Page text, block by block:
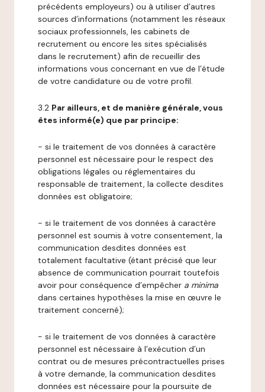
précédents employeurs) ou à utiliser d’autres
sources d’informations (notamment les réseaux
sociaux professionnels, les cabinets de
recrutement ou encore les sites spécialisés
dans le recrutement) afin de recueillir des
informations vous concernant en vue de l’étude
de votre candidature ou de votre profil.
3.2 Par ailleurs, et de manière générale, vous
êtes informé(e) que par principe:
- si le traitement de vos données à caractère
personnel est nécessaire pour le respect des
obligations légales ou réglementaires du
responsable de traitement, la collecte desdites
données est obligatoire;
- si le traitement de vos données à caractère
personnel est soumis à votre consentement, la
communication desdites données est
totalement facultative (étant précisé que leur
absence de communication pourrait toutefois
avoir pour conséquence d’empêcher a minima
dans certaines hypothèses la mise en œuvre le
traitement concerné);
- si le traitement de vos données à caractère
personnel est nécessaire à l’exécution d’un
contrat ou de mesures précontractuelles prises
à votre demande, la communication desdites
données est nécessaire pour la poursuite de